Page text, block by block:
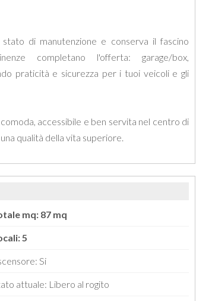
di manutenzione e conserva il fascino
completano l'offerta: garage/box,
praticità e sicurezza per i tuoi veicoli e gli
accessibile e ben servita nel centro di
qualità della vita superiore.
mq: 87 mq
5
Si
attuale: Libero al rogito